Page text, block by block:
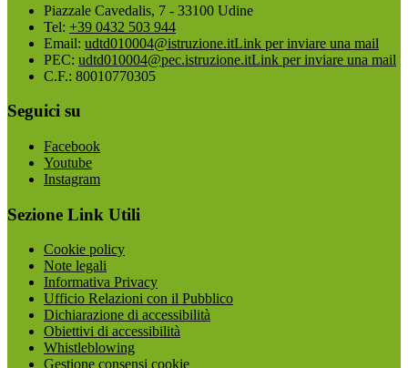
Piazzale Cavedalis, 7 - 33100 Udine
Tel: +39 0432 503 944
Email: udtd010004@istruzione.itLink per inviare una mail
PEC: udtd010004@pec.istruzione.itLink per inviare una mail
C.F.: 80010770305
Seguici su
Facebook
Youtube
Instagram
Sezione Link Utili
Cookie policy
Note legali
Informativa Privacy
Ufficio Relazioni con il Pubblico
Dichiarazione di accessibilità
Obiettivi di accessibilità
Whistleblowing
Gestione consensi cookie